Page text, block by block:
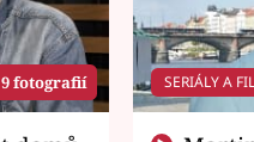
9 fotografií SERIÁLY A